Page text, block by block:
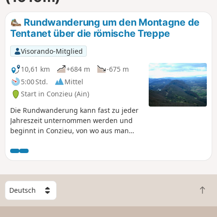
Rundwanderung um den Montagne de
Tentanet über die römische Treppe
Visorando-Mitglied
10,61 km
+684 m
-675 m
5:00 Std.
Mittel
Start in Conzieu (Ain)
Die Rundwanderung kann fast zu jeder
Jahreszeit unternommen werden und
beginnt in Conzieu, von wo aus man
gelangt. Der Aufstieg erfolgt über den
Nordwestgrat, der Rückweg führt in
Lac de Crotel. Die Strecke verläuft durch
Wald, aber mehrere Aussichtspunkte
bieten einen Blick auf die Alpen oder
W
ä
h
Z
u